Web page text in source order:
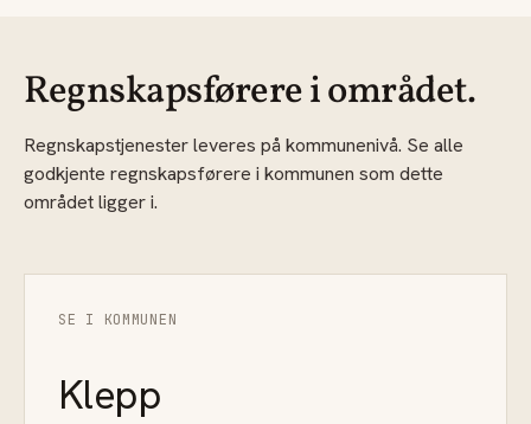
Regnskapsførere i området.
Regnskapstjenester leveres på kommunenivå. Se alle
godkjente regnskapsførere i kommunen som dette
området ligger i.
SE I KOMMUNEN
Klepp